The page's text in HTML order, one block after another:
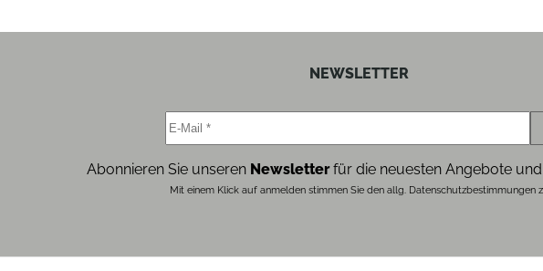
schwarz
12
NEWSLETTER
Abonnieren Sie unseren Newsletterfür die neuesten Angebote
Mit einem Klick auf anmelden stimmen Sie den allg. Datenschutzbestimmungen